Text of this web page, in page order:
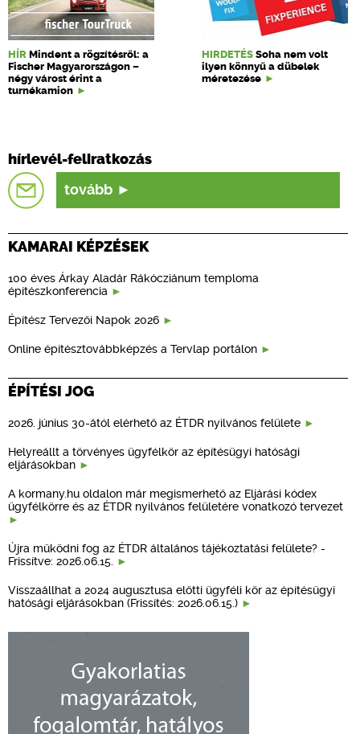
HÍR Mindent a rögzítésről: a
Fischer Magyarországon –
négy várost érint a
turnékamion
HIRDETÉS Soha nem volt
ilyen könnyű a dübelek
méretezése
hírlevél-feliratkozás
tovább
KAMARAI KÉPZÉSEK
100 éves Árkay Aladár Rákócziánum temploma
építészkonferencia
Építész Tervezői Napok 2026
Online építésztovábbképzés a Tervlap portálon
ÉPÍTÉSI JOG
2026. június 30-ától elérhető az ÉTDR nyilvános felülete
Helyreállt a törvényes ügyfélkör az építésügyi hatósági
eljárásokban
A kormany.hu oldalon már megismerhető az Eljárási kódex
ügyfélkörre és az ÉTDR nyilvános felületére vonatkozó tervezet
Újra működni fog az ÉTDR általános tájékoztatási felülete? -
Frissítve: 2026.06.15.
Visszaállhat a 2024 augusztusa előtti ügyféli kör az építésügyi
hatósági eljárásokban (Frissítés: 2026.06.15.)